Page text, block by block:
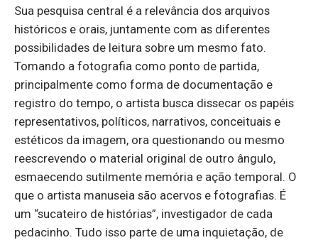
Sua pesquisa central é a relevância dos arquivos
históricos e orais, juntamente com as diferentes
possibilidades de leitura sobre um mesmo fato.
Tomando a fotografia como ponto de partida,
principalmente como forma de documentação e
registro do tempo, o artista busca dissecar os papéis
representativos, políticos, narrativos, conceituais e
estéticos da imagem, ora questionando ou mesmo
reescrevendo o material original de outro ângulo,
esmaecendo sutilmente memória e ação temporal. O
que o artista manuseia são acervos e fotografias. É
um “sucateiro de histórias”, investigador de cada
pedacinho. Tudo isso parte de uma inquietação, de